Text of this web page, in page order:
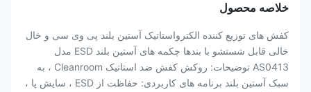
خلاصه محصول
کفش های توزیع کننده الکترواستاتیک آستین بلند پی وی سی و خال
خالی قابل شستشو با بندها چکمه های آستین بلند ESD مدل
AS0413 توضیحات: روکش کفش ضد استاتیک Cleanroom ، به
سبک آستین بلند برنامه های کاربردی: حفاظت از ESD ، سایش پا ،